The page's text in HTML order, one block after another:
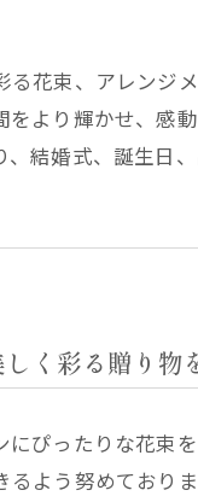
る花束、アレンジ
をより輝かせ、感
、結婚式、誕生日
く彩る贈り物
にぴったりな花束
るよう努めており